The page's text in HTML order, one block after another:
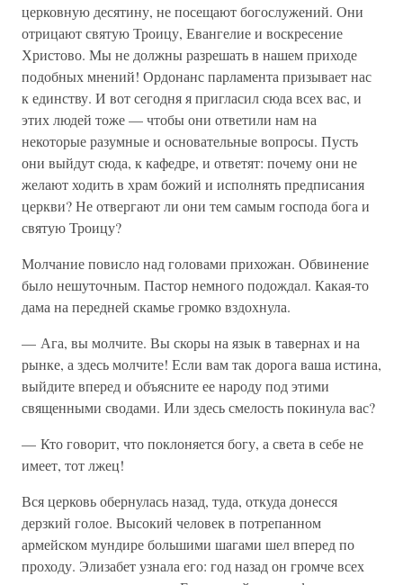
церковную десятину, не посещают богослужений. Они
отрицают святую Троицу, Евангелие и воскресение
Христово. Мы не должны разрешать в нашем приходе
подобных мнений! Ордонанс парламента призывает нас
к единству. И вот сегодня я пригласил сюда всех вас, и
этих людей тоже — чтобы они ответили нам на
некоторые разумные и основательные вопросы. Пусть
они выйдут сюда, к кафедре, и ответят: почему они не
желают ходить в храм божий и исполнять предписания
церкви? Не отвергают ли они тем самым господа бога и
святую Троицу?
Молчание повисло над головами прихожан. Обвинение
было нешуточным. Пастор немного подождал. Какая-то
дама на передней скамье громко вздохнула.
— Ага, вы молчите. Вы скоры на язык в тавернах и на
рынке, а здесь молчите! Если вам так дорога ваша истина,
выйдите вперед и объясните ее народу под этими
священными сводами. Или здесь смелость покинула вас?
— Кто говорит, что поклоняется богу, а света в себе не
имеет, тот лжец!
Вся церковь обернулась назад, туда, откуда донесся
дерзкий голое. Высокий человек в потрепанном
армейском мундире большими шагами шел вперед по
проходу. Элизабет узнала его: год назад он громче всех